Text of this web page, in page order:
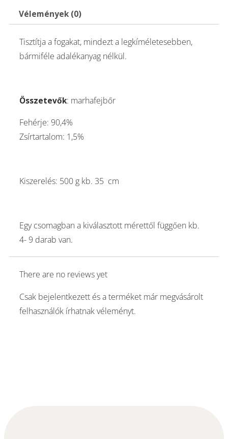
Vélemények (0)
Tisztítja a fogakat, mindezt a legkíméletesebben,
bármiféle adalékanyag nélkül.
Összetevők: marhafejbőr
Fehérje: 90,4%
Zsírtartalom: 1,5%
Kiszerelés: 500 g kb. 35 cm
Egy csomagban a kiválasztott mérettől függően kb.
4- 9 darab van.
There are no reviews yet
Csak bejelentkezett és a terméket már megvásárolt
felhasználók írhatnak véleményt.